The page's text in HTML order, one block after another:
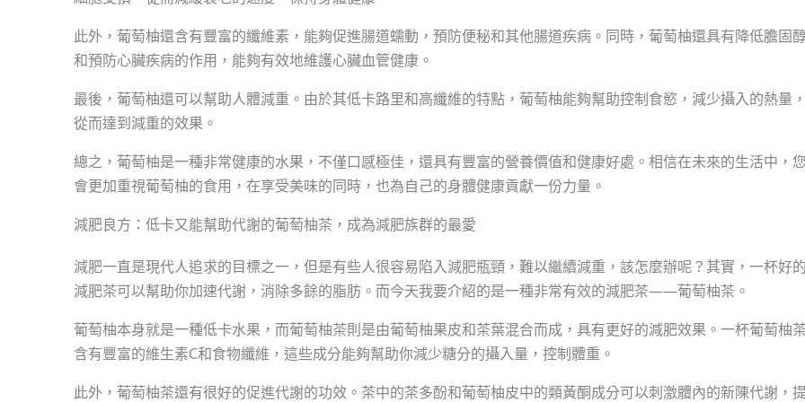
此外，葡萄柚還含有豐富的纖維素，能夠促進腸道蠕動，預防便秘和其他腸道疾病。同時，葡萄柚還具有降低膽固
和預防心臟疾病的作用，能夠有效地維護心臟血管健康。
最後，葡萄柚還可以幫助人體減重。由於其低卡路里和高纖維的特點，葡萄柚能夠幫助控制食慾，減少攝入的熱量，
從而達到減重的效果。
總之，葡萄柚是一種非常健康的水果，不僅口感極佳，還具有豐富的營養價值和健康好處。相信在未來的生活中，您
會更加重視葡萄柚的食用，在享受美味的同時，也為自己的身體健康貢獻一份力量。
減肥良方：低卡又能幫助代謝的葡萄柚茶，成為減肥族群的最愛
減肥一直是現代人追求的目標之一，但是有些人很容易陷入減肥瓶頸，難以繼續減重，該怎麼辦呢？其實，一杯好的
減肥茶可以幫助你加速代謝，消除多餘的脂肪。而今天我要介紹的是一種非常有效的減肥茶——葡萄柚茶。
葡萄柚本身就是一種低卡水果，而葡萄柚茶則是由葡萄柚果皮和茶葉混合而成，具有更好的減肥效果。一杯葡萄柚茶
含有豐富的維生素C和食物纖維，這些成分能夠幫助你減少糖分的攝入量，控制體重。
此外，葡萄柚茶還有很好的促進代謝的功效。茶中的茶多酚和葡萄柚皮中的類黃酮成分可以刺激體內的新陳代謝，